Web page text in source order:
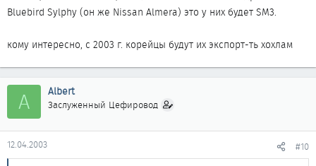
Bluebird Sylphy (он же Nissan Almera) это у них будет SM3.
кому интересно, с 2003 г. корейцы будут их экспорт-ть хохлам
A Albert
Заслуженный Цефировод
12.04.2003 #10